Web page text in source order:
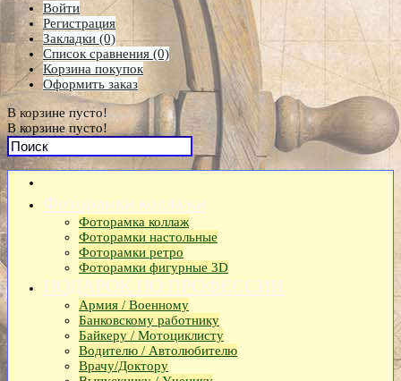
Войти
Регистрация
Закладки (0)
Список сравнения (0)
Корзина покупок
Оформить заказ
В корзине пусто!
В корзине пусто!
Фоторамки коллажи
Фоторамка коллаж
Фоторамки настольные
Фоторамки ретро
Фоторамки фигурные 3D
ПОДАРОК ПО ПРОФЕССИИ
Армия / Военному
Банковскому работнику
Байкеру / Мотоциклисту
Водителю / Автолюбителю
Врачу/Доктору